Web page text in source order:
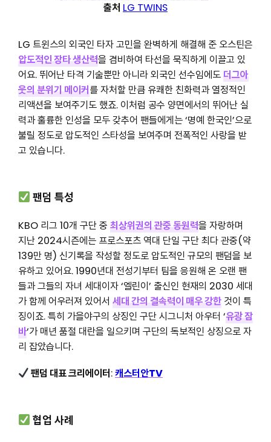
출처 LG TWINS
LG 트윈스의 외국인 타자 고민을 완벽하게 해결해 준 오스틴은
압도적인 장타 생산력을 겸비하여 타선을 묵직하게 이끌고 있
어요. 뛰어난 타격 기술뿐만 아니라 외국인 선수임에도더그아
웃의 분위기 메이커를 자처할 만큼 유쾌한 친화력과 열정적인
리액션을 보여주기도 했죠. 이처럼 공수 양면에서의 뛰어난 실
력과 훌륭한 인성을 모두 갖추어 팬들에게는 ‘명예 한국인’으로
불릴 정도로 압도적인 스타성을 보여주며 전폭적인 사랑을 받
고 있습니다.
팬덤 특성
KBO 리그 10개 구단 중 최상위권의 관중 동원력을 자랑하며
지난 2024시즌에는 프로스포츠 역대 단일 구단 최다 관중(약
139만 명) 신기록을 작성할 정도로 압도적인 규모의 팬덤을 보
유하고 있어요. 1990년대 전성기부터 팀을 응원해 온 오랜 팬
들과 그들의 자녀 세대이자 ‘엘린이’ 출신인 현재의 2030 세대
가 함께 어우러져 있어서 세대 간의 결속력이 매우 강한것이 특
징이죠. 특히 가을야구의 상징인 구단 시그니처 아우터 ‘유광 잠
바‘가 매년 품절 대란을 일으키며 구단의 독보적인 상징으로 자
리 잡았습니다.
팬덤 대표 크리에이터:캐스터안TV
협업 사례